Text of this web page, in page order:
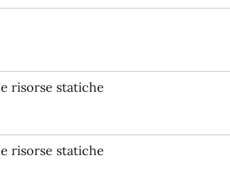
risorse statiche
risorse statiche